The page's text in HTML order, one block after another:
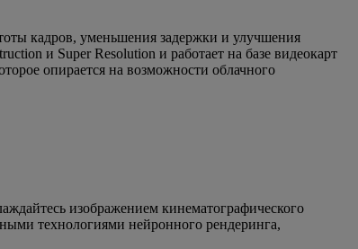
кадров, уменьшения задержки и улучшения
и Super Resolution и работает на базе видеокарт
опирается на возможности облачного
изображением кинематографического
технологиями нейронного рендеринга,